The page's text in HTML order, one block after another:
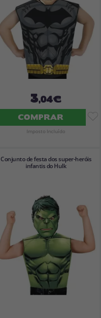
3,04€
COMPRAR
Imposto Incluído
Conjunto de festa dos super-heróis
infantis do Hulk